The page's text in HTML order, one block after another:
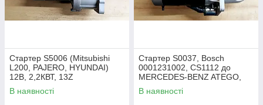
Стартер S5006 (Mitsubishi
L200, PAJERO, HYUNDAI)
12В, 2,2КВТ, 13Z
В наявності
Стартер S0037, Bosch
0001231002, CS1112 до
MERCEDES-BENZ ATEGO,
VARIO 24В, 4 КВТ, 9Z
В наявності